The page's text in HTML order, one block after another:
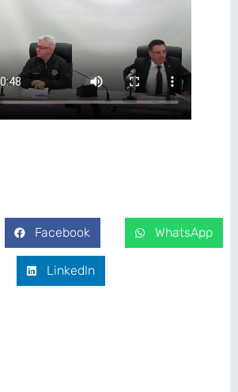
Facebook WhatsApp
LinkedIn